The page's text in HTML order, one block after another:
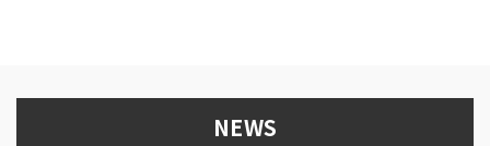
NEWS